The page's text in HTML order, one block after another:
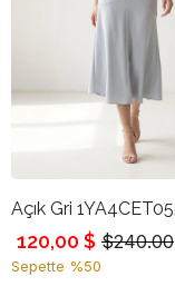
$240.00
120,00 $
Sepette %50